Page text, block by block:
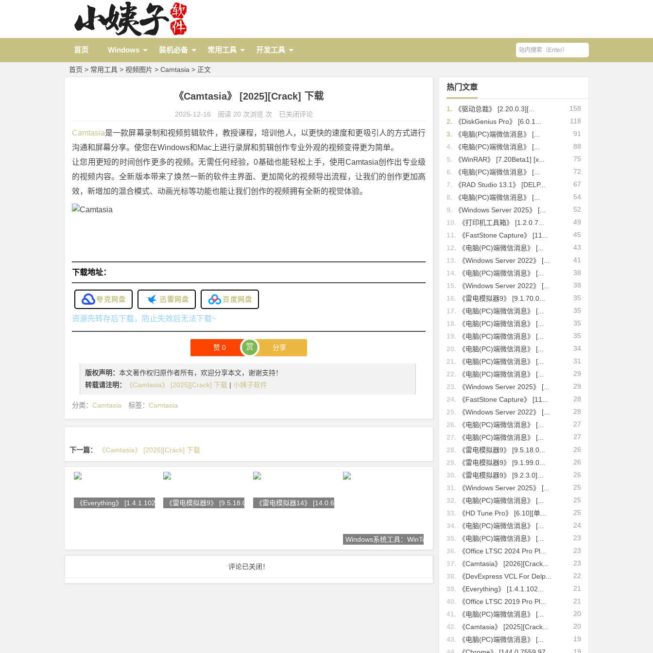
首页 Windows 装机必备 常用工具 开发工具
首页 > 常用工具 > 视频图片 > Camtasia > 正文
《Camtasia》 [2025][Crack] 下载
2025-12-16 阅读 20 次浏览 次 已关闭评论
Camtasia是一款屏幕录制和视频剪辑软件，教授课程，培训他人，以更快的速度和更吸引人的方式进行
沟通和屏幕分享。使您在Windows和Mac上进行录屏和剪辑创作专业外观的视频变得更为简单。
让您用更短的时间创作更多的视频。无需任何经验，0基础也能轻松上手，使用Camtasia创作出专业级
的视频内容。全新版本带来了焕然一新的软件主界面、更加简化的视频导出流程，让我们的创作更加高
效，新增加的混合模式、动画光标等功能也能让我们创作的视频拥有全新的视觉体验。
下载地址：
夸克网盘 迅雷网盘 百度网盘
资源先转存后下载，防止失效后无法下载~
赞 0 赏 分享
版权声明：本文著作权归原作者所有，欢迎分享本文，谢谢支持！
转载请注明：
《Camtasia》 [2025][Crack] 下载 | 小姨子软件
分类： Camtasia 标签： Camtasia
下一篇： 《Camtasia》 [2026][Crack] 下载
《Everything》 [1.4.1.1028] [ 《雷电模拟器9》 [9.5.18.0][x64《雷电模拟器14》 [14.0.6.5][x6
Windows系统工具：WinToolsP
评论已关闭！
热门文章
158
1.
《驱动总裁》 [2.20.0.3][...
118
2.
《DiskGenius Pro》 [6.0.1...
91
3.
《电脑(PC)端微信消息》 [...
88
4.
《电脑(PC)端微信消息》 [...
75
5.
《WinRAR》 [7.20Beta1] [x...
72
6.
《电脑(PC)端微信消息》 [...
67
7.
《RAD Studio 13.1》 [DELP...
54
8.
《电脑(PC)端微信消息》 [...
52
9.
《Windows Server 2025》 [...
49
10.
《打印机工具箱》 [1.2.0.7...
45
11.
《FastStone Capture》 [11...
43
12.
《电脑(PC)端微信消息》 [...
41
13.
《Windows Server 2022》 [...
38
14.
《电脑(PC)端微信消息》 [...
38
15.
《Windows Server 2022》 [...
35
16.
《雷电模拟器9》 [9.1.70.0...
35
17.
《电脑(PC)端微信消息》 [...
35
18.
《电脑(PC)端微信消息》 [...
35
19.
《电脑(PC)端微信消息》 [...
34
20.
《电脑(PC)端微信消息》 [...
31
21.
《电脑(PC)端微信消息》 [...
29
22.
《电脑(PC)端微信消息》 [...
29
23.
《Windows Server 2025》 [...
28
24.
《FastStone Capture》 [11...
28
25.
《Windows Server 2022》 [...
27
26.
《电脑(PC)端微信消息》 [...
27
27.
《电脑(PC)端微信消息》 [...
26
28.
《雷电模拟器9》 [9.5.18.0...
26
29.
《雷电模拟器9》 [9.1.99.0...
26
30.
《雷电模拟器9》 [9.2.3.0]...
25
31.
《Windows Server 2025》 [...
25
32.
《电脑(PC)端微信消息》 [...
25
33.
《HD Tune Pro》 [6.10][单...
24
34.
《电脑(PC)端微信消息》 [...
23
35.
《电脑(PC)端微信消息》 [...
23
36.
《Office LTSC 2024 Pro Pl...
23
37.
《Camtasia》 [2026][Crack...
22
38.
《DevExpress VCL For Delp...
21
39.
《Everything》 [1.4.1.102...
21
40.
《Office LTSC 2019 Pro Pl...
20
41.
《电脑(PC)端微信消息》 [...
20
42.
《Camtasia》 [2025][Crack...
19
43.
《电脑(PC)端微信消息》 [...